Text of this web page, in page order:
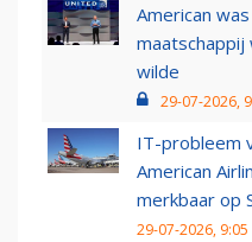
American
maatschappij
wilde
29-07-2026,
IT-probleem
American
merkbaar op
29-07-2026, 9:05